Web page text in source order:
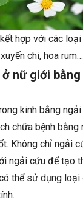
hợp với các
xuyến chi, hoa rum…
nữ giới
kinh bằng
chữa bệnh
Không chỉ ngải
ngải cứu để tạo
thể sử dụng